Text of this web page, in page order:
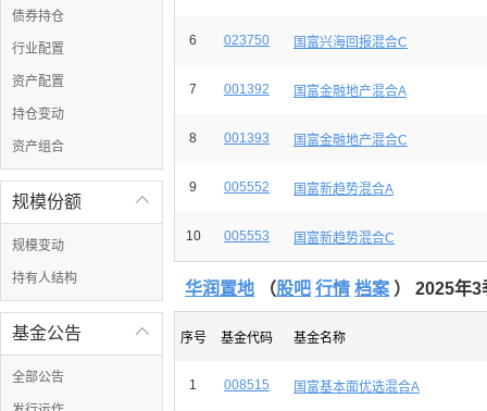
债券持仓
行业配置
资产配置
持仓变动
资产组合

规模份额
规模变动
持有人结构

基金公告
全部公告
6 023750 国富兴海回报混合C
7 001392 国富金融地产混合A
8 001393 国富金融地产混合C
9 005552 国富新趋势混合A
10 005553 国富新趋势混合C
华润置地 （股吧 行情 档案 ） 2025年
序号 基金代码 基金名称
1 008515 国富基本面优选混合A